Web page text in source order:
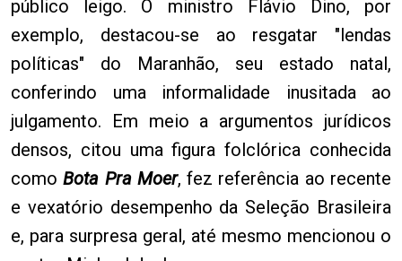
público leigo. O ministro Flávio Dino, por
exemplo, destacou-se ao resgatar "lendas
políticas" do Maranhão, seu estado natal,
conferindo uma informalidade inusitada ao
julgamento. Em meio a argumentos jurídicos
densos, citou uma figura folclórica conhecida
comoBota Pra Moer, fez referência ao recente
e vexatório desempenho da Seleção Brasileira
e, para surpresa geral, até mesmo mencionou o